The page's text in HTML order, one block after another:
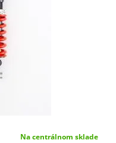
Na centrálnom sklade